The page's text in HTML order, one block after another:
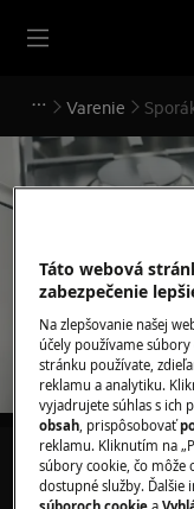
Varenie
Hľadajte
Táto webová
zabezpečenie
Na zlepšovanie našej
účely používame
stránku používate,
reklamu a analytiku.
vyjadrujete súhlas s ich
obsah, prispôsobovať
reklamu. Kliknutím na
súbory cookie, čo môže
dostupné služby.